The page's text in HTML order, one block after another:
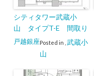
シティタワー武蔵小
山 タイプT-E 間取り
Posted in
戸越銀座
武蔵小
山